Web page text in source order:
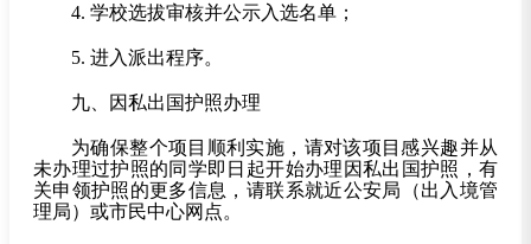
4. 学校选拔审核并公示入选名单；
5. 进入派出程序。
九、因私出国护照办理
为确保整个项目顺利实施，请对该项目感兴趣并从
未办理过护照的同学即日起开始办理因私出国护照，有
关申领护照的更多信息，请联系就近公安局（出入境管
理局）或市民中心网点。